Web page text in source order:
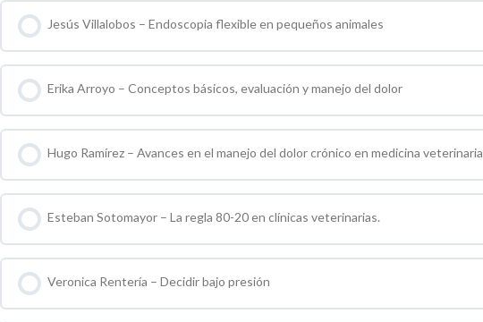
Jesús Villalobos – Endoscopia flexible en pequeños animales
0 % COMPLETO 0 / 0 pasos
Erika Arroyo – Conceptos básicos, evaluación y manejo del dolor
0 % COMPLETO 0 / 0 pasos
Hugo Ramírez – Avances en el manejo del dolor crónico en medicina veterinaria
0 % COMPLETO 0 / 0 pasos
Esteban Sotomayor – La regla 80-20 en clínicas veterinarias.
0 % COMPLETO 0 / 0 pasos
Veronica Rentería – Decidir bajo presión
0 % COMPLETO 0 / 0 pasos